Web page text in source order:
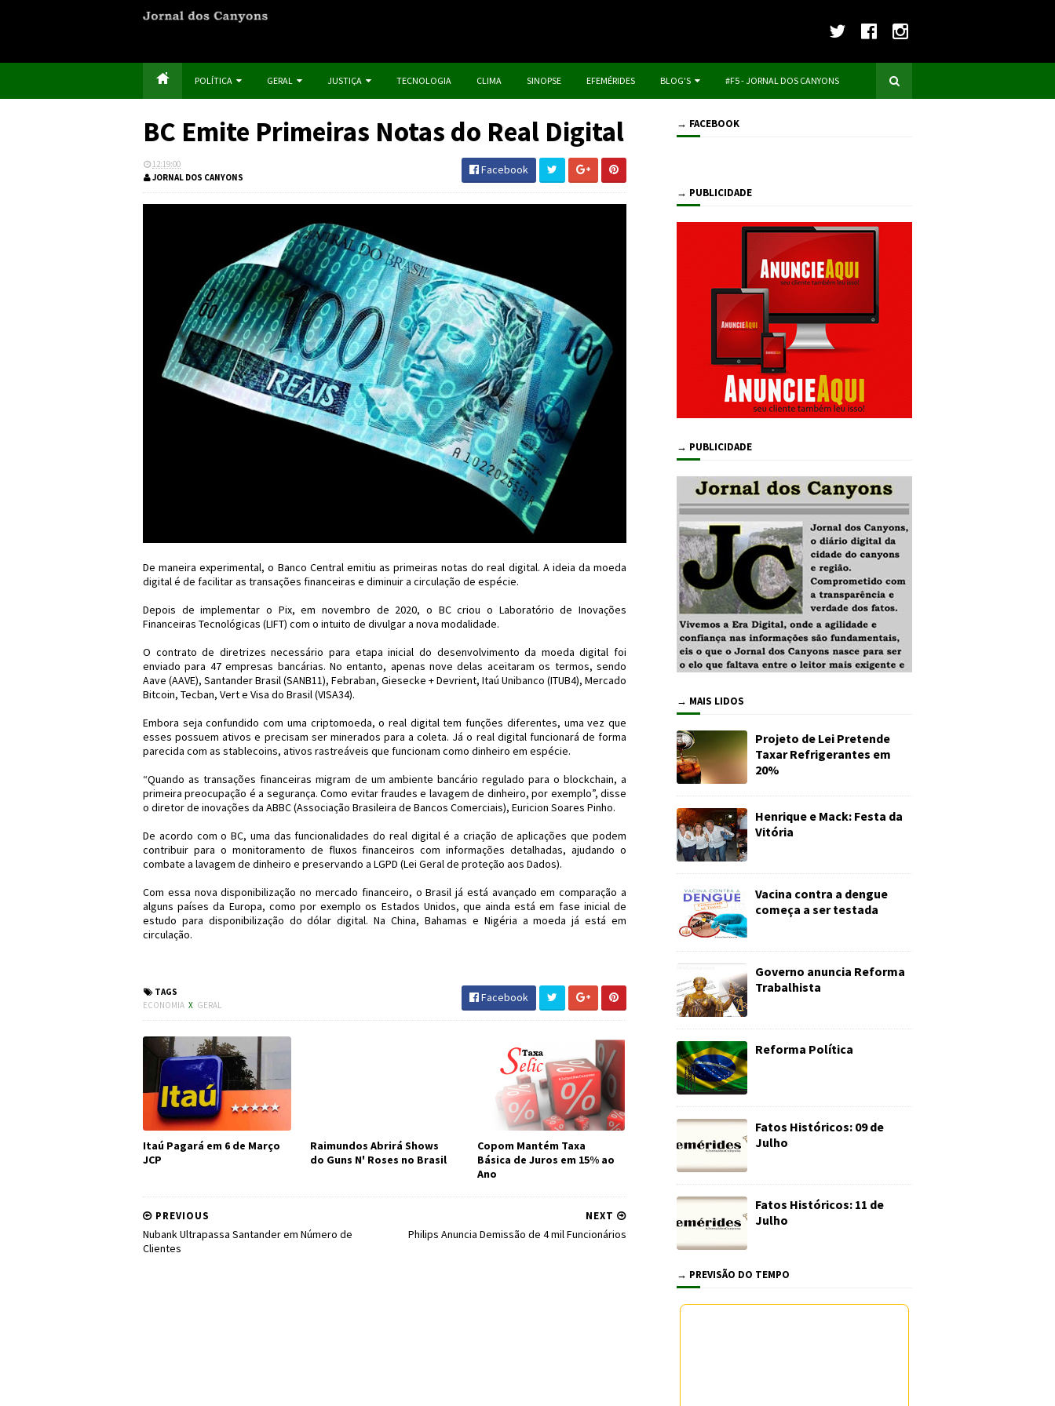
POLÍTICA GERAL JUSTIÇA TECNOLOGIA CLIMA SINOPSE EFEMÉRIDES BLOG'S #F5 - JORNAL DOS CANYONS
BC Emite Primeiras Notas do Real Digital
12:19:00
JORNAL DOS CANYONS
Facebook
De maneira experimental, o Banco Central emitiu as primeiras notas do real digital. A ideia da moeda
digital é de facilitar as transações financeiras e diminuir a circulação de espécie.
Depois de implementar o Pix, em novembro de 2020, o BC criou o Laboratório de Inovações
Financeiras Tecnológicas (LIFT) com o intuito de divulgar a nova modalidade.
O contrato de diretrizes necessário para etapa inicial do desenvolvimento da moeda digital foi
enviado para 47 empresas bancárias. No entanto, apenas nove delas aceitaram os termos, sendo
Aave (AAVE), Santander Brasil (SANB11), Febraban, Giesecke + Devrient, Itaú Unibanco (ITUB4), Mercado
Bitcoin, Tecban, Vert e Visa do Brasil (VISA34).
Embora seja confundido com uma criptomoeda, o real digital tem funções diferentes, uma vez que
esses possuem ativos e precisam ser minerados para a coleta. Já o real digital funcionará de forma
parecida com as stablecoins, ativos rastreáveis que funcionam como dinheiro em espécie.
“Quando as transações financeiras migram de um ambiente bancário regulado para o blockchain, a
primeira preocupação é a segurança. Como evitar fraudes e lavagem de dinheiro, por exemplo”, disse
o diretor de inovações da ABBC (Associação Brasileira de Bancos Comerciais), Euricion Soares Pinho.
De acordo com o BC, uma das funcionalidades do real digital é a criação de aplicações que podem
contribuir para o monitoramento de fluxos financeiros com informações detalhadas, ajudando o
combate a lavagem de dinheiro e preservando a LGPD (Lei Geral de proteção aos Dados).
Com essa nova disponibilização no mercado financeiro, o Brasil já está avançado em comparação a
alguns países da Europa, como por exemplo os Estados Unidos, que ainda está em fase inicial de
estudo para disponibilização do dólar digital. Na China, Bahamas e Nigéria a moeda já está em
circulação.
TAGS
ECONOMIA X GERAL
Facebook
Itaú Pagará em 6 de Março
JCP
Raimundos Abrirá Shows
do Guns N' Roses no Brasil
Copom Mantém Taxa
Básica de Juros em 15% ao
Ano
NEXT
Philips Anuncia Demissão de 4 mil Funcionários
PREVIOUS
Nubank Ultrapassa Santander em Número de
Clientes
→ FACEBOOK
→ PUBLICIDADE
→ PUBLICIDADE
→ MAIS LIDOS
Projeto de Lei Pretende
Taxar Refrigerantes em
20%
Henrique e Mack: Festa da
Vitória
Vacina contra a dengue
começa a ser testada
Governo anuncia Reforma
Trabalhista
Reforma Política
Fatos Históricos: 09 de
Julho
Fatos Históricos: 11 de
Julho
→ PREVISÃO DO TEMPO